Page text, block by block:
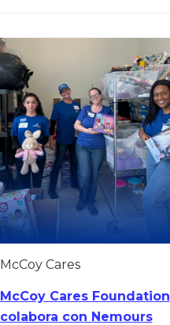
McCoy Cares
McCoy Cares Foundation
colabora con Nemours